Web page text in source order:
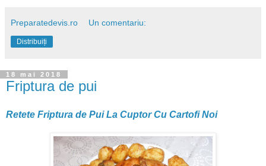
Preparatedevis.ro Un comentariu:
Distribuiți
18 mai 2018
Friptura de pui
Retete Friptura de Pui La Cuptor Cu Cartofi Noi